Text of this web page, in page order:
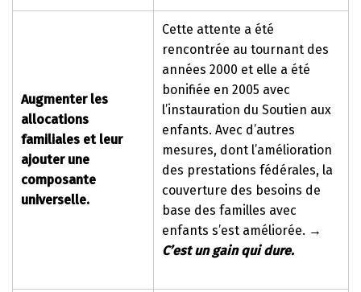
Augmenter les
allocations
familiales et leur
ajouter une
composante
universelle.
Cette attente a été
rencontrée au tournant des
années 2000 et elle a été
bonifiée en 2005 avec
l’instauration du Soutien aux
enfants. Avec d’autres
mesures, dont l’amélioration
des prestations fédérales, la
couverture des besoins de
base des familles avec
enfants s’est améliorée. →
C’est un gain qui dure.